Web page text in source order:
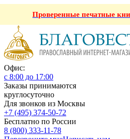
Проверенные печатные
Офис:
с 8:00 до 17:00
Заказы принимаются
круглосуточно
Для звонков из Москвы
+7 (495) 374-50-72
Бесплатно по России
8 (800) 333-11-78